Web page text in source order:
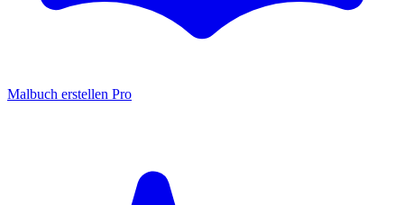
Malbuch erstellen Pro